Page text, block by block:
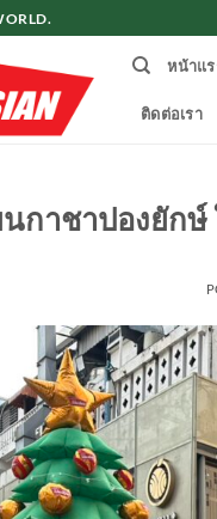
หน้าแ
ติดต่อเรา
กาชาปองยักษ์